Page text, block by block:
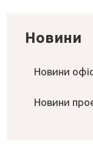
Новини
Новини
Новини